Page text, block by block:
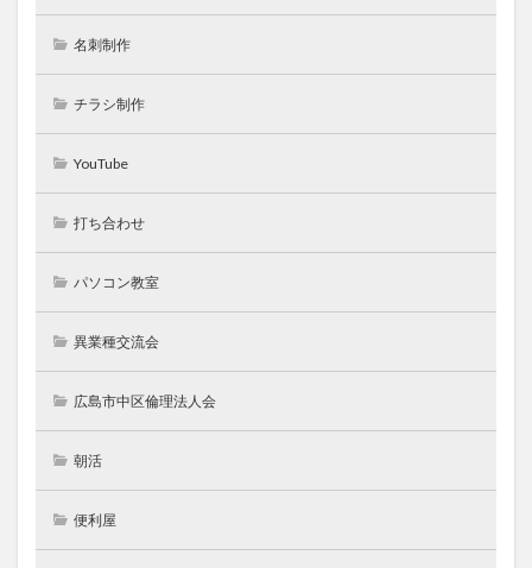
名刺制作
チラシ制作
YouTube
打ち合わせ
パソコン教室
異業種交流会
広島市中区倫理法人会
朝活
便利屋